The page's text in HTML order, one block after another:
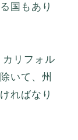
国もあり
カリフォル
いて、州
ればなり